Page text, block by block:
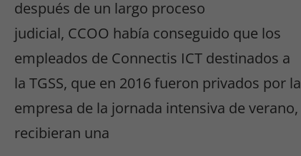
después de un largo proceso
judicial, CCOO había conseguido que los
empleados de Connectis ICT destinados a
la TGSS, que en 2016 fueron privados por la
empresa de la jornada intensiva de verano,
recibieran una